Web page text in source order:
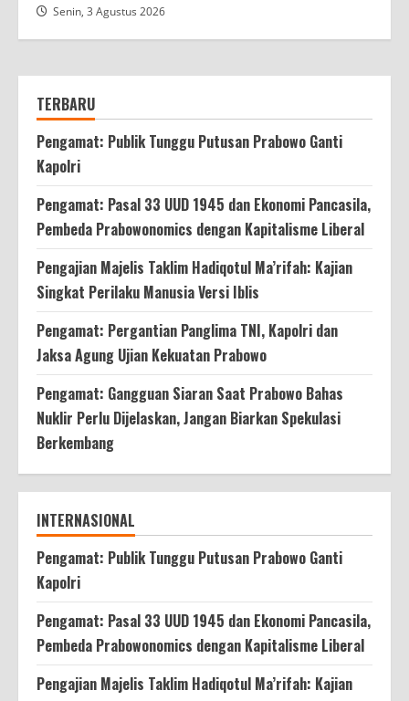
Senin, 3 Agustus 2026
TERBARU
Pengamat: Publik Tunggu Putusan Prabowo Ganti
Kapolri
Pengamat: Pasal 33 UUD 1945 dan Ekonomi Pancasila,
Pembeda Prabowonomics dengan Kapitalisme Liberal
Pengajian Majelis Taklim Hadiqotul Ma’rifah: Kajian
Singkat Perilaku Manusia Versi Iblis
Pengamat: Pergantian Panglima TNI, Kapolri dan
Jaksa Agung Ujian Kekuatan Prabowo
Pengamat: Gangguan Siaran Saat Prabowo Bahas
Nuklir Perlu Dijelaskan, Jangan Biarkan Spekulasi
Berkembang
INTERNASIONAL
Pengamat: Publik Tunggu Putusan Prabowo Ganti
Kapolri
Pengamat: Pasal 33 UUD 1945 dan Ekonomi Pancasila,
Pembeda Prabowonomics dengan Kapitalisme Liberal
Pengajian Majelis Taklim Hadiqotul Ma’rifah: Kajian